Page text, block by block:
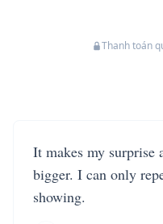
Thanh toán
It makes my surprise
bigger. I can only
showing.